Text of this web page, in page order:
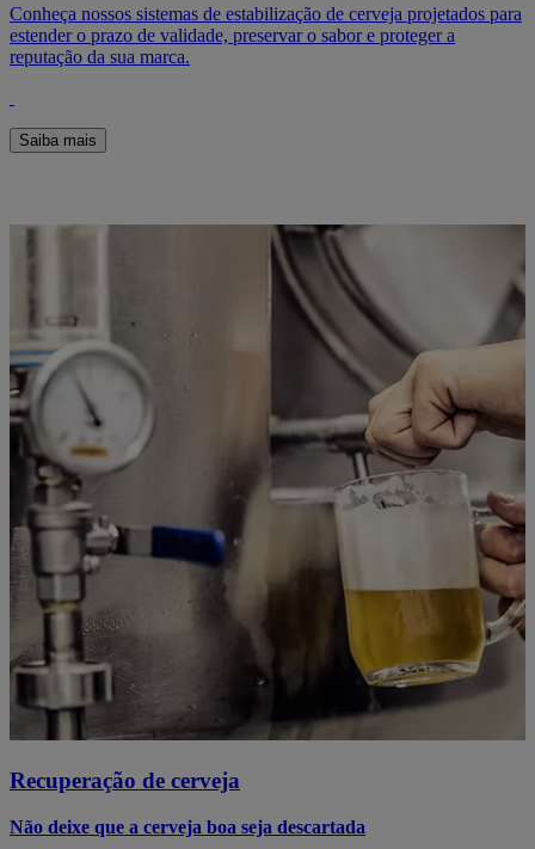
Conheça nossos sistemas de estabilização de cerveja projetados para
estender o prazo de validade, preservar o sabor e proteger a
reputação da sua marca.
Saiba mais
Recuperação de cerveja
Não deixe que a cerveja boa seja descartada